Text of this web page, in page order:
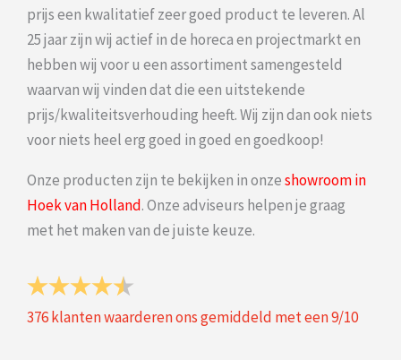
prijs een kwalitatief zeer goed product te leveren. Al
25 jaar zijn wij actief in de horeca en projectmarkt en
hebben wij voor u een assortiment samengesteld
waarvan wij vinden dat die een uitstekende
prijs/kwaliteitsverhouding heeft. Wij zijn dan ook niets
voor niets heel erg goed in goed en goedkoop!
Onze producten zijn te bekijken in onzeshowroom in
Hoek van Holland. Onze adviseurs helpen je graag
met het maken van de juiste keuze.
376klanten waarderen ons gemiddeld met een9/10